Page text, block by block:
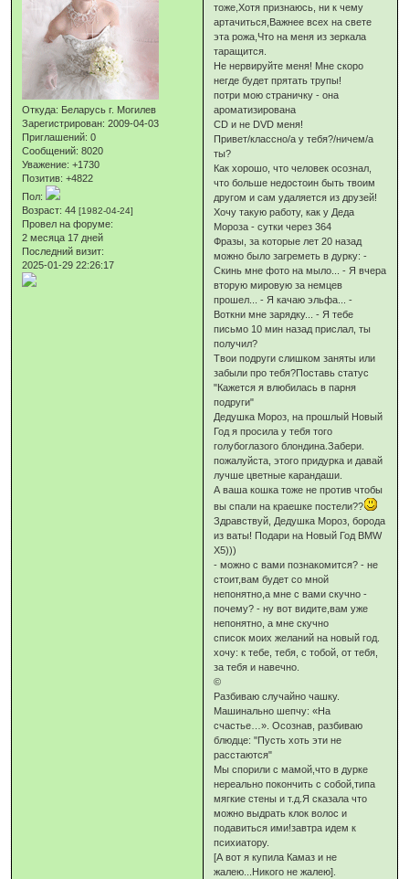
Откуда: Беларусь г. Могилев
Зарегистрирован: 2009-04-03
Приглашений: 0
Сообщений: 8020
Уважение: +1730
Позитив: +4822
Пол:
Возраст: 44[1982-04-24]
Провел на форуме:
2 месяца 17 дней
Последний визит:
2025-01-29 22:26:17
тоже,Хотя признаюсь, ни к чему
артачиться,Важнее всех на свете
эта рожа,Что на меня из зеркала
таращится.
Hе нервируйте меня! Мне скоро
негде будет прятать трупы!
потри мою страничку - она
ароматизирована
CD и не DVD меня!
Привет/классно/а у тебя?/ничем/а
ты?
Как хорошо, что человек осознал,
что больше недостоин быть твоим
другом и сам удаляется из друзей!
Хочу такую работу, как у Деда
Мороза - сутки через 364
Фразы, за которые лет 20 назад
можно было загреметь в дурку: -
Скинь мне фото на мыло... - Я вчера
вторую мировую за немцев
прошел... - Я качаю эльфа... -
Воткни мне зарядку... - Я тебе
письмо 10 мин назад прислал, ты
получил?
Твои подруги слишком заняты или
забыли про тебя?Поставь статус
"Кажется я влюбилась в парня
подруги"
Дедушка Мороз, на прошлый Новый
Год я просила у тебя того
голубоглазого блондина.Забери.
пожалуйста, этого придурка и давай
лучше цветные карандаши.
А ваша кошка тоже не против чтобы
вы спали на краешке постели??
Здравствуй, Дедушка Мороз, борода
из ваты! Подари на Новый Год BMW
X5)))
- можно с вами познакомится? - не
стоит,вам будет со мной
непонятно,а мне с вами скучно -
почему? - ну вот видите,вам уже
непонятно, а мне скучно
список моих желаний на новый год.
хочу: к тебе, тебя, с тобой, от тебя,
за тебя и навечно.
©
Разбиваю случайно чашку.
Машинально шепчу: «На
счастье…». Осознав, разбиваю
блюдце: "Пусть хоть эти не
расстаются"
Мы спорили с мамой,что в дурке
нереально покончить с собой,типа
мягкие стены и т.д.Я сказала что
можно выдрать клок волос и
подавиться ими!завтра идем к
психиатору.
[А вот я купила Камаз и не
жалею...Никого не жалею].